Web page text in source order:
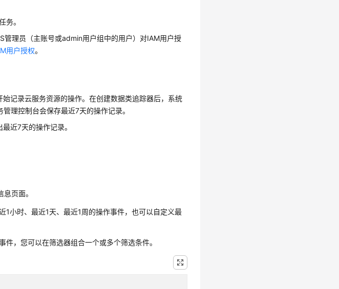
务。
管理员（主账号或admin用户组中的用户）对IAM用户授
用户授权。
记录云服务资源的操作。在创建数据类追踪器后，系统
理控制台会保存最近7天的操作记录。
近7天的操作记录。
页面。
1小时、最近1天、最近1周的操作事件，也可以自定义最
，您可以在筛选器组合一个或多个筛选条件。